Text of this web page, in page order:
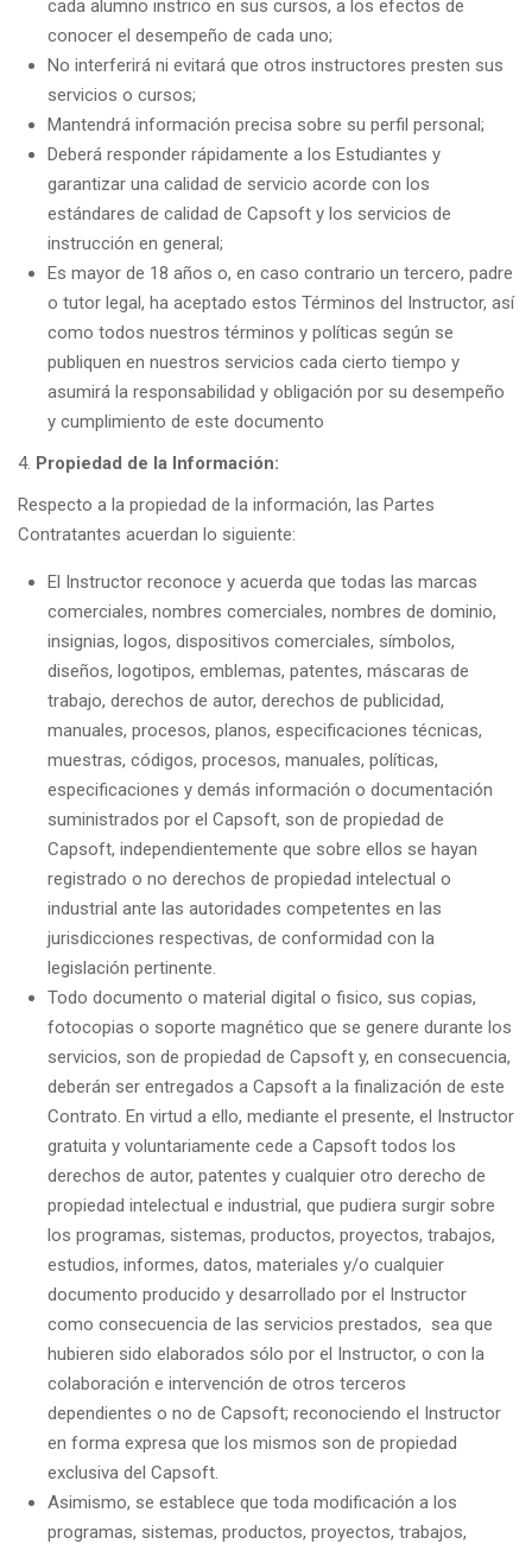
cada alumno instrico en sus cursos, a los efectos de
conocer el desempeño de cada uno;
No interferirá ni evitará que otros instructores presten sus
servicios o cursos;
Mantendrá información precisa sobre su perfil personal;
Deberá responder rápidamente a los Estudiantes y
garantizar una calidad de servicio acorde con los
estándares de calidad de Capsoft y los servicios de
instrucción en general;
Es mayor de 18 años o, en caso contrario un tercero, padre
o tutor legal, ha aceptado estos Términos del Instructor, así
como todos nuestros términos y políticas según se
publiquen en nuestros servicios cada cierto tiempo y
asumirá la responsabilidad y obligación por su desempeño
y cumplimiento de este documento
Propiedad de la Información:
Respecto a la propiedad de la información, las Partes
Contratantes acuerdan lo siguiente:
El Instructor reconoce y acuerda que todas las marcas
comerciales, nombres comerciales, nombres de dominio,
insignias, logos, dispositivos comerciales, símbolos,
diseños, logotipos, emblemas, patentes, máscaras de
trabajo, derechos de autor, derechos de publicidad,
manuales, procesos, planos, especificaciones técnicas,
muestras, códigos, procesos, manuales, políticas,
especificaciones y demás información o documentación
suministrados por el Capsoft, son de propiedad de
Capsoft, independientemente que sobre ellos se hayan
registrado o no derechos de propiedad intelectual o
industrial ante las autoridades competentes en las
jurisdicciones respectivas, de conformidad con la
legislación pertinente.
Todo documento o material digital o fisico, sus copias,
fotocopias o soporte magnético que se genere durante los
servicios, son de propiedad de Capsoft y, en consecuencia,
deberán ser entregados a Capsoft a la finalización de este
Contrato. En virtud a ello, mediante el presente, el Instructor
gratuita y voluntariamente cede a Capsoft todos los
derechos de autor, patentes y cualquier otro derecho de
propiedad intelectual e industrial, que pudiera surgir sobre
los programas, sistemas, productos, proyectos, trabajos,
estudios, informes, datos, materiales y/o cualquier
documento producido y desarrollado por el Instructor
como consecuencia de las servicios prestados, sea que
hubieren sido elaborados sólo por el Instructor, o con la
colaboración e intervención de otros terceros
dependientes o no de Capsoft; reconociendo el Instructor
en forma expresa que los mismos son de propiedad
exclusiva del Capsoft.
Asimismo, se establece que toda modificación a los
programas, sistemas, productos, proyectos, trabajos,